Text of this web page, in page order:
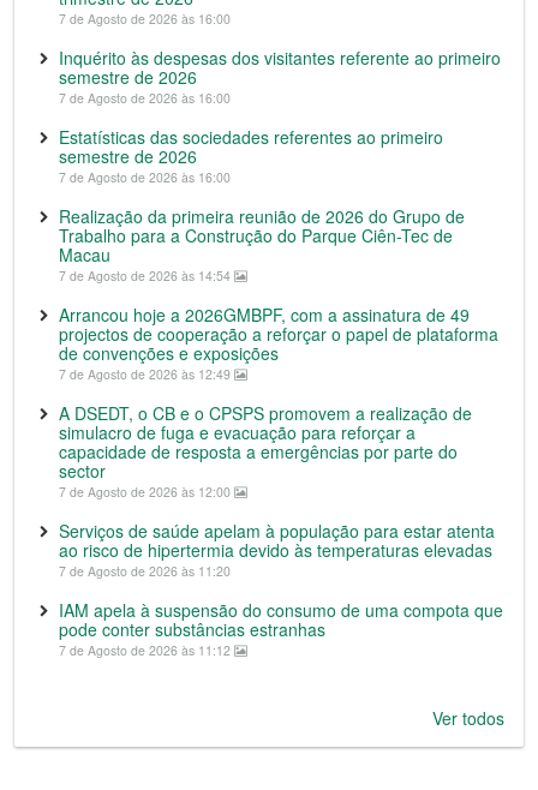
7 de Agosto de 2026 às 16:00
Inquérito às despesas dos visitantes referente ao primeiro
semestre de 2026
7 de Agosto de 2026 às 16:00
Estatísticas das sociedades referentes ao primeiro
semestre de 2026
7 de Agosto de 2026 às 16:00
Realização da primeira reunião de 2026 do Grupo de
Trabalho para a Construção do Parque Ciên-Tec de
Macau
7 de Agosto de 2026 às 14:54
Arrancou hoje a 2026GMBPF, com a assinatura de 49
projectos de cooperação a reforçar o papel de plataforma
de convenções e exposições
7 de Agosto de 2026 às 12:49
A DSEDT, o CB e o CPSPS promovem a realização de
simulacro de fuga e evacuação para reforçar a
capacidade de resposta a emergências por parte do
sector
7 de Agosto de 2026 às 12:00
Serviços de saúde apelam à população para estar atenta
ao risco de hipertermia devido às temperaturas elevadas
7 de Agosto de 2026 às 11:20
IAM apela à suspensão do consumo de uma compota que
pode conter substâncias estranhas
7 de Agosto de 2026 às 11:12
Ver todos